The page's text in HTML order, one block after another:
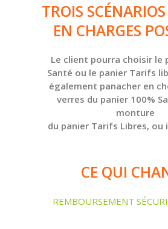
TROIS
EN CHARGES
Le client pourra choisir le
Santé ou le panier Tarifs
également panacher en
verres du panier 100%
monture
du panier Tarifs Libres, ou
CE QUI
REMBOURSEMENT